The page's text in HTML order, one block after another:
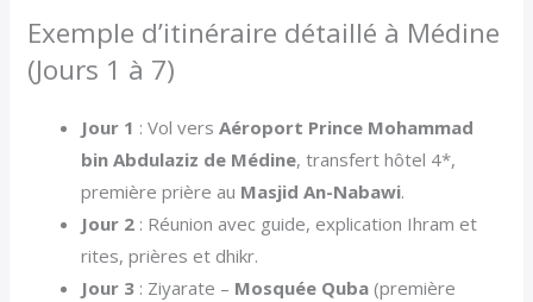
Exemple d’itinéraire détaillé à Médine
(Jours 1 à 7)
Jour 1 : Vol versAéroport Prince Mohammad
bin Abdulaziz de Médine, transfert hôtel 4*,
première prière au Masjid An-Nabawi.
Jour 2 : Réunion avec guide, explication Ihram et
rites, prières et dhikr.
Jour 3 : Ziyarate – Mosquée Quba (première